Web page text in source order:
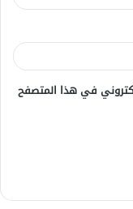
في هذا المتصفح